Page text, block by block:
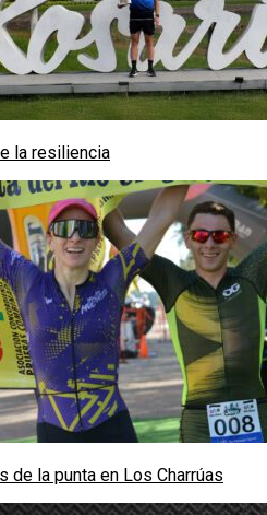
la resiliencia
de la punta en Los Charrúas